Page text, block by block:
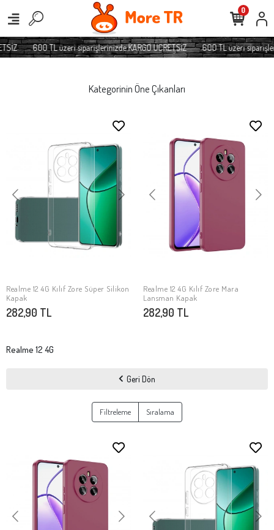
600 TL üzeri siparişlerinizde KARGO ÜCRETSİZ 600 TL üzeri
0
Kategorinin Öne Çıkanları
SEPETE EKLE
Realme 12 4G Kılıf Zore Süper Silikon
Kapak
282,90 TL
SEPETE EKLE
Realme 12 4G Kılıf Zore Mara
Lansman Kapak
282,90 TL
Realme 12 4G
Geri Dön
Filtreleme Sıralama